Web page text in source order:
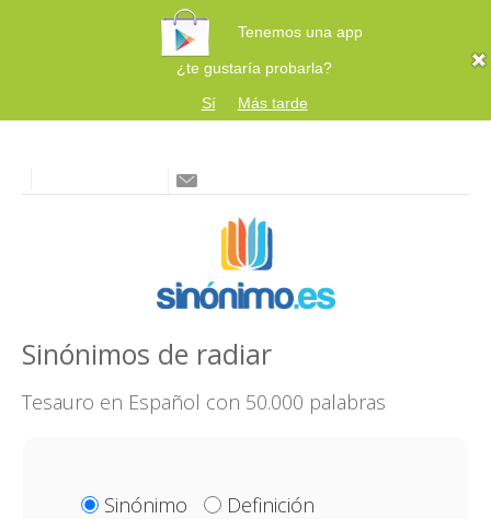
Tenemos una app
¿te gustaría probarla?
Sí
Más tarde
Sinónimos de radiar
Tesauro en Español con 50.000 palabras
Sinónimo
Definición